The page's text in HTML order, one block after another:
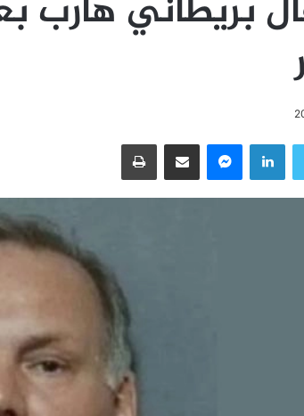
تويتر لينكدإن ماسنجر مشاركة عبر البريد طباعة